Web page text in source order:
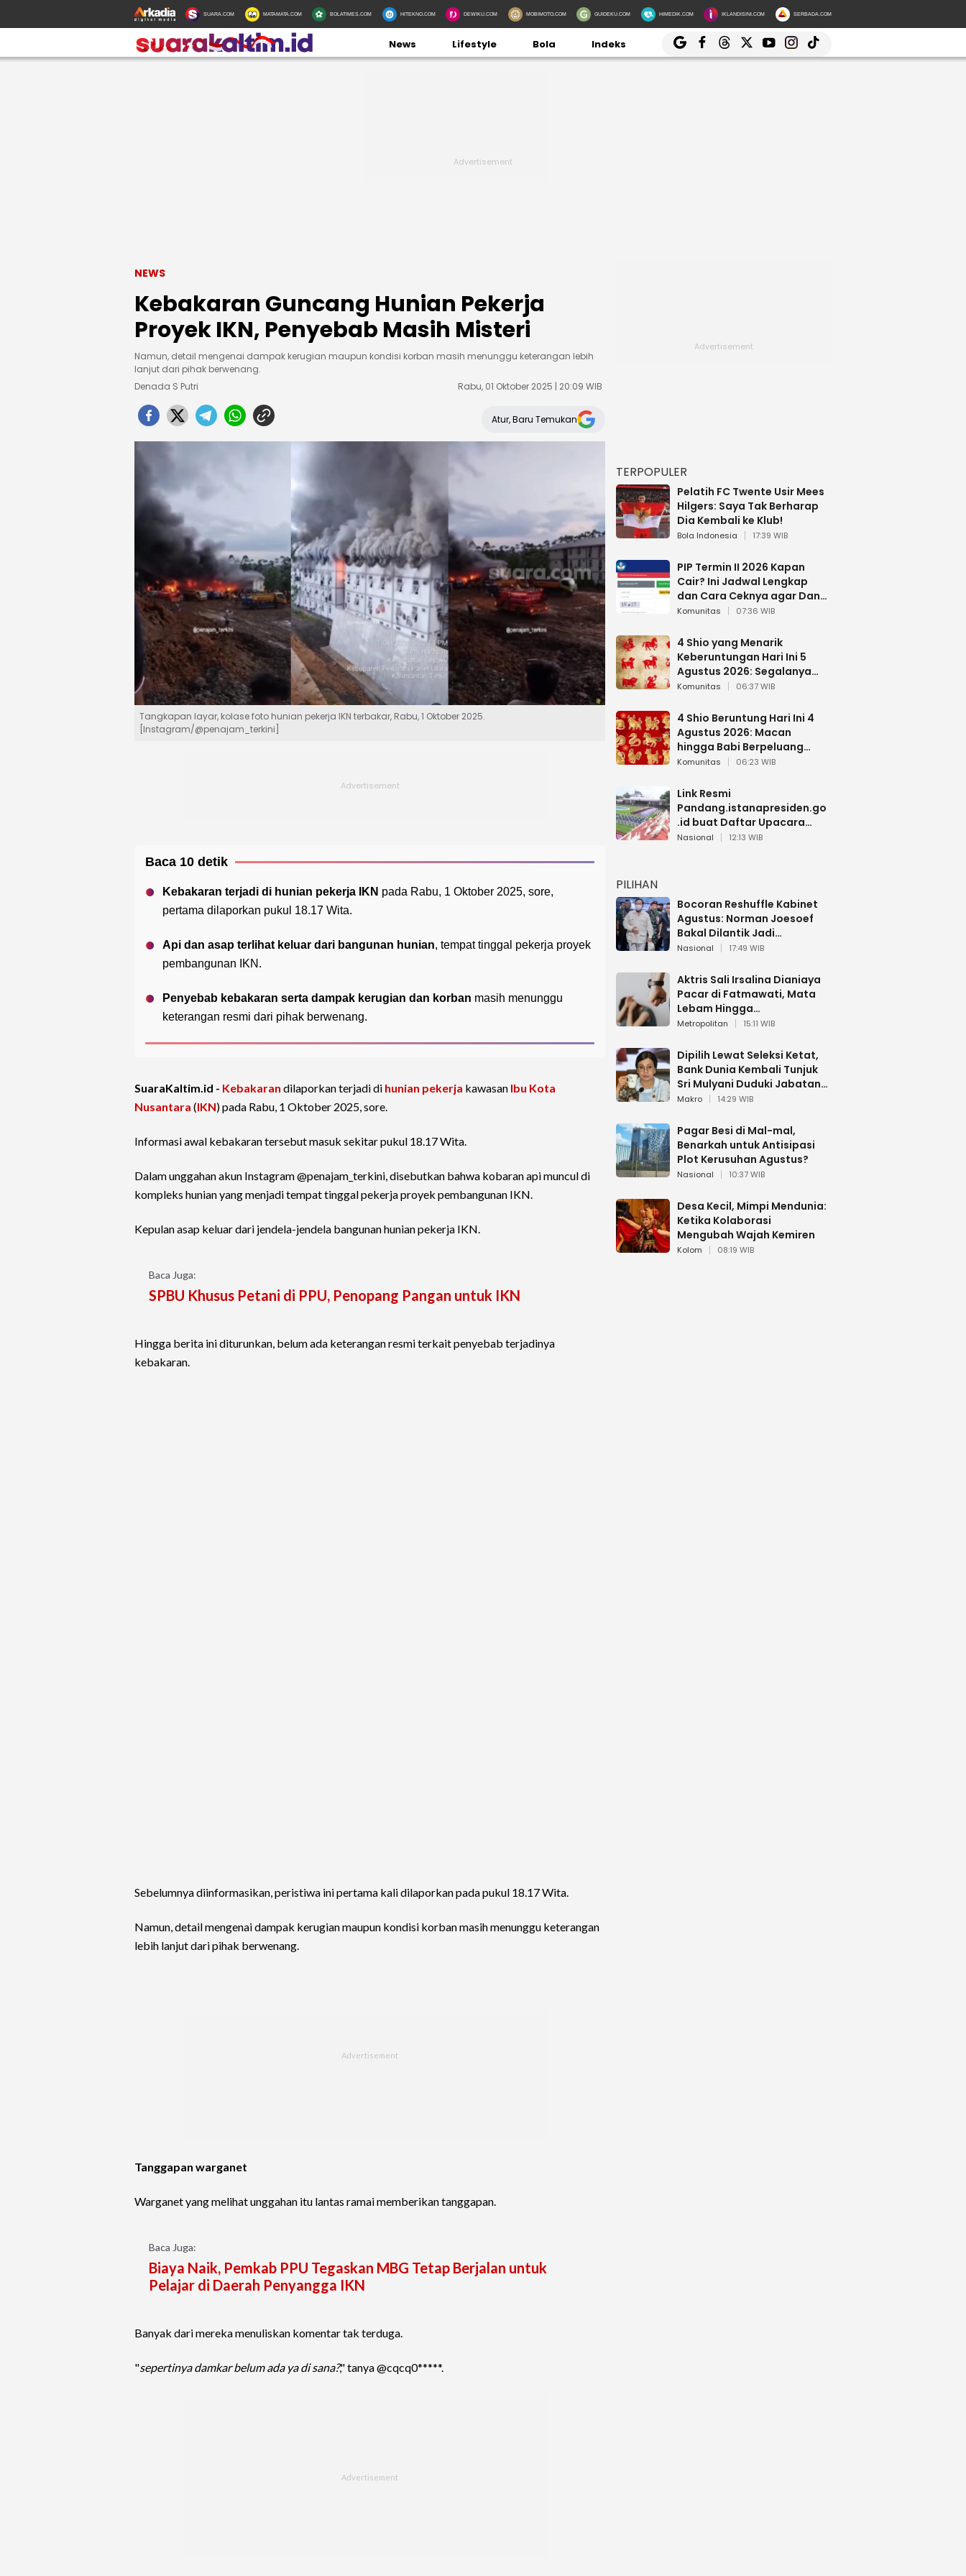
SUARA.COM MATAMATA.COM BOLATIMES.COM HITEKNO.COM DEWIKU.COM MOBIMOTO.COM GUIDEKU.COM HIMEDIK.COM IKLANDISINI.COM SERBADA.COM
News Lifestyle Bola Indeks
NEWS
Kebakaran Guncang Hunian Pekerja
Proyek IKN, Penyebab Masih Misteri
Namun, detail mengenai dampak kerugian maupun kondisi korban masih menunggu keterangan lebih
lanjut dari pihak berwenang.
Denada S Putri
Rabu, 01 Oktober 2025 | 20:09 WIB
Atur, Baru Temukan
Tangkapan layar, kolase foto hunian pekerja IKN terbakar, Rabu, 1 Oktober 2025.
[Instagram/@penajam_terkini]
Baca 10 detik
Kebakaran terjadi di hunian pekerja IKN pada Rabu, 1 Oktober 2025, sore,
pertama dilaporkan pukul 18.17 Wita.
Api dan asap terlihat keluar dari bangunan hunian, tempat tinggal pekerja proyek
pembangunan IKN.
Penyebab kebakaran serta dampak kerugian dan korban masih menunggu
keterangan resmi dari pihak berwenang.
SuaraKaltim.id - Kebakaran dilaporkan terjadi di hunian pekerja kawasan Ibu Kota
Nusantara (IKN) pada Rabu, 1 Oktober 2025, sore.
Informasi awal kebakaran tersebut masuk sekitar pukul 18.17 Wita.
Dalam unggahan akun Instagram @penajam_terkini, disebutkan bahwa kobaran api muncul di
kompleks hunian yang menjadi tempat tinggal pekerja proyek pembangunan IKN.
Kepulan asap keluar dari jendela-jendela bangunan hunian pekerja IKN.
Baca Juga:
SPBU Khusus Petani di PPU, Penopang Pangan untuk IKN
Hingga berita ini diturunkan, belum ada keterangan resmi terkait penyebab terjadinya
kebakaran.
Sebelumnya diinformasikan, peristiwa ini pertama kali dilaporkan pada pukul 18.17 Wita.
Namun, detail mengenai dampak kerugian maupun kondisi korban masih menunggu keterangan
lebih lanjut dari pihak berwenang.
Tanggapan warganet
Warganet yang melihat unggahan itu lantas ramai memberikan tanggapan.
Baca Juga:
Biaya Naik, Pemkab PPU Tegaskan MBG Tetap Berjalan untuk
Pelajar di Daerah Penyangga IKN
Banyak dari mereka menuliskan komentar tak terduga.
"sepertinya damkar belum ada ya di sana?," tanya @cqcq0*****.
TERPOPULER
Pelatih FC Twente Usir Mees
Hilgers: Saya Tak Berharap
Dia Kembali ke Klub!
Bola Indonesia 17:39 WIB
PIP Termin II 2026 Kapan
Cair? Ini Jadwal Lengkap
dan Cara Ceknya agar Dana
Tidak Hangus!
Komunitas 07:36 WIB
4 Shio yang Menarik
Keberuntungan Hari Ini 5
Agustus 2026: Segalanya
Berjalan Lancar
Komunitas 06:37 WIB
4 Shio Beruntung Hari Ini 4
Agustus 2026: Macan
hingga Babi Berpeluang
Dapat Kabar Baik
Komunitas 06:23 WIB
Link Resmi
Pandang.istanapresiden.go
.id buat Daftar Upacara
Bendera HUT RI di Istana
Nasional 12:13 WIB
PILIHAN
Bocoran Reshuffle Kabinet
Agustus: Norman Joesoef
Bakal Dilantik Jadi
Wamenhan RI
Nasional 17:49 WIB
Aktris Sali Irsalina Dianiaya
Pacar di Fatmawati, Mata
Lebam Hingga
Diselamatkan Polantas
Metropolitan 15:11 WIB
Dipilih Lewat Seleksi Ketat,
Bank Dunia Kembali Tunjuk
Sri Mulyani Duduki Jabatan
Strategis
Makro 14:29 WIB
Pagar Besi di Mal-mal,
Benarkah untuk Antisipasi
Plot Kerusuhan Agustus?
Nasional 10:37 WIB
Desa Kecil, Mimpi Mendunia:
Ketika Kolaborasi
Mengubah Wajah Kemiren
Kolom 08:19 WIB